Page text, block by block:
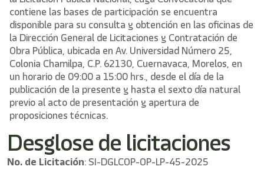
contiene las bases de participación se encuentra
disponible para su consulta y obtención en las oficinas de
la Dirección General de Licitaciones y Contratación de
Obra Pública, ubicada en Av. Universidad Número 25,
Colonia Chamilpa, C.P. 62130, Cuernavaca, Morelos, en
un horario de 09:00 a 15:00 hrs., desde el día de la
publicación de la presente y hasta el sexto día natural
previo al acto de presentación y apertura de
proposiciones técnicas.
Desglose de licitaciones
No. de Licitación: SI-DGLCOP-OP-LP-45-2025